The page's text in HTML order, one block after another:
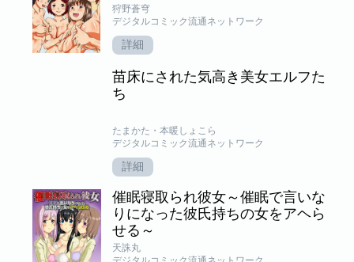
狩野蒼穹
デジタルコミック流通ネットワーク
詳細
苗床にされた気高き美女エルフた
ち
たまかた・本暖しょこら
デジタルコミック流通ネットワーク
詳細
催眠寝取られ彼女～催眠で言いな
りになった彼氏持ちの女をアヘら
せる～
天誅丸